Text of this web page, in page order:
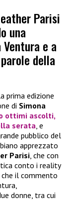
Parisi
una
e a
della
prima edizione
di Simona
ottimi ascolti,
serata, e
pubblico del
apprezzato
Parisi, che con
conto i reality
il commento
donne, tra cui